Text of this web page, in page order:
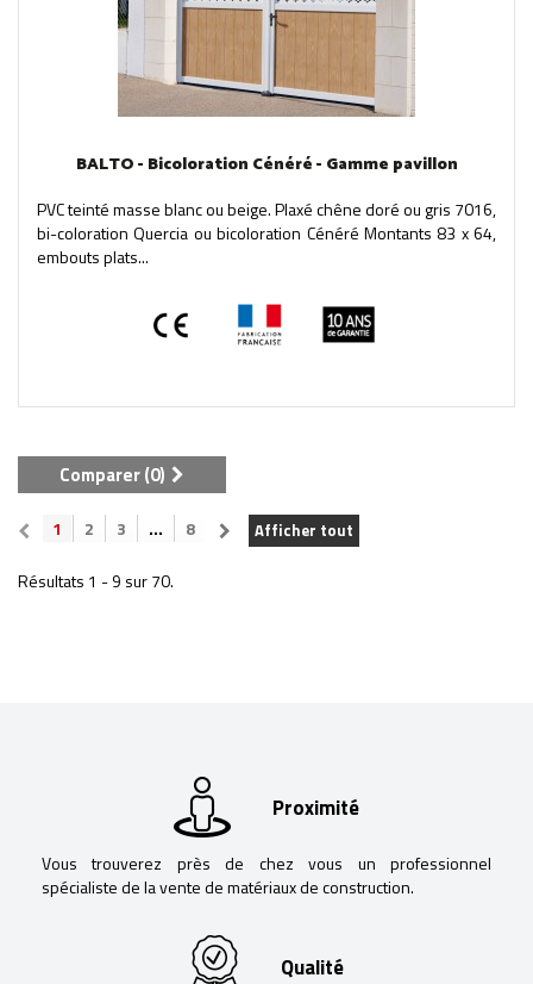
BALTO - Bicoloration Cénéré - Gamme pavillon
PVC teinté masse blanc ou beige. Plaxé chêne doré ou gris 7016,
bi-coloration Quercia ou bicoloration Cénéré Montants 83 x 64,
embouts plats...
Comparer (0)
Afficher tout
1 2 3 ... 8
Résultats 1 - 9 sur 70.
Proximité
Vous trouverez près de chez vous un professionnel
spécialiste de la vente de matériaux de construction.
Qualité